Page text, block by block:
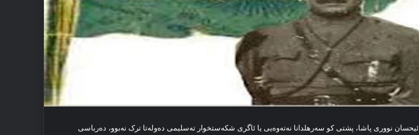
ئیحسان نووری پاشا، پشتی کو سه‌رهلدانا نه‌ته‌وه‌یی یا ئاگری شکه‌ستخوار ته‌سلیمی ده‌وله‌تا ترک نه‌بوو، ده‌رباسی